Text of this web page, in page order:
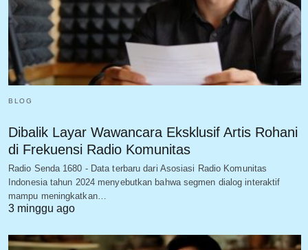
BLOG
Dibalik Layar Wawancara Eksklusif Artis Rohani
di Frekuensi Radio Komunitas
Radio Senda 1680 - Data terbaru dari Asosiasi Radio Komunitas
Indonesia tahun 2024 menyebutkan bahwa segmen dialog interaktif
mampu meningkatkan…
3 minggu ago